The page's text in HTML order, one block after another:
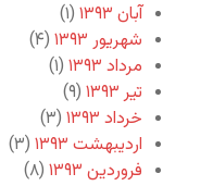
آبان ۱۳۹۳
(۱)
شهریور ۱۳۹۳
(۴)
مرداد ۱۳۹۳
(۱)
تیر ۱۳۹۳
(۹)
خرداد ۱۳۹۳
(۳)
اردیبهشت ۱۳۹۳
(۳)
فروردین ۱۳۹۳
(۸)